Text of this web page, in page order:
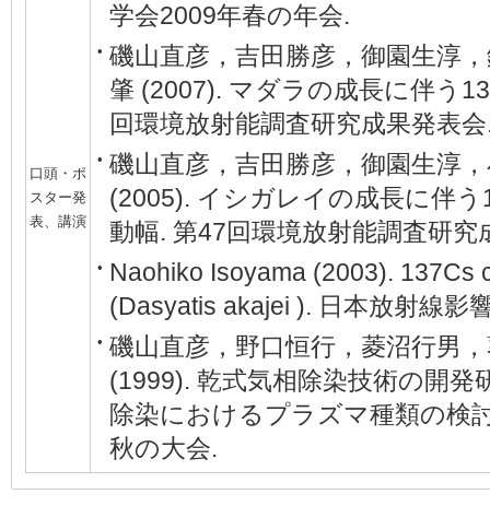
口頭・ポ
スター発
表、講演
学会2009年春の年会.
• 磯山直彦，吉田勝彦，御園生淳
肇 (2007). マダラの成長に伴う
回環境放射能調査研究成果発表
• 磯山直彦，吉田勝彦，御園生淳
(2005). イシガレイの成長に伴
動幅. 第47回環境放射能調査研究
• Naohiko Isoyama (2003). 137Cs
(Dasyatis akajei ). 日本放射線影
• 磯山直彦，野口恒行，菱沼行男
(1999). 乾式気相除染技術の開発
除染におけるプラズマ種類の検
秋の大会.